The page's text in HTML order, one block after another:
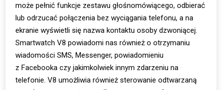
może pełnić funkcje zestawu głośnomówiącego, odbierać
lub odrzucać połączenia bez wyciągania telefonu, a na
ekranie wyświetli się nazwa kontaktu osoby dzwoniącej.
Smartwatch V8 powiadomi nas również o otrzymaniu
wiadomości SMS, Messenger, powiadomieniu
z Facebooka czy jakimkolwiek innym zdarzeniu na
telefonie. V8 umożliwia również sterowanie odtwarzaną